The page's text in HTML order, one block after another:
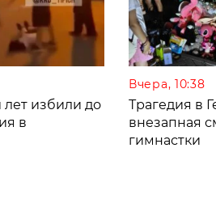
лет избили до
в
Вчера, 10:38
Трагедия в
внезапная
гимнастки